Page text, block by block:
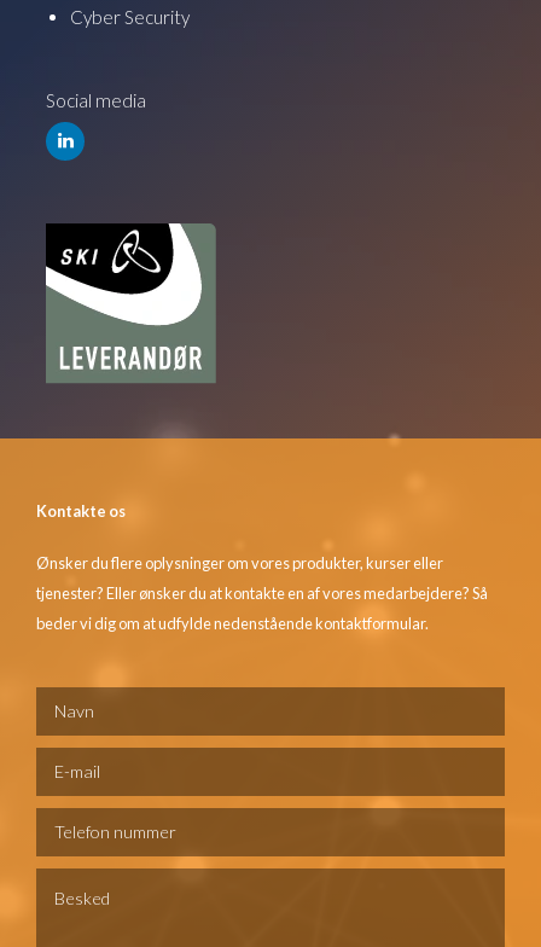
Cyber Security
Social media
Kontakte os
Ønsker du flere oplysninger om vores produkter, kurser eller
tjenester? Eller ønsker du at kontakte en af vores medarbejdere? Så
beder vi dig om at udfylde nedenstående kontaktformular.